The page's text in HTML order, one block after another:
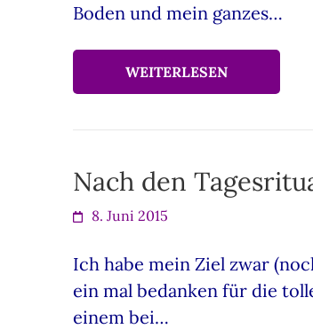
Boden und mein ganzes…
WEITERLESEN
Nach den
8. Juni 2015
Ich habe mein Ziel zwar
ein mal bedanken für die
einem bei…